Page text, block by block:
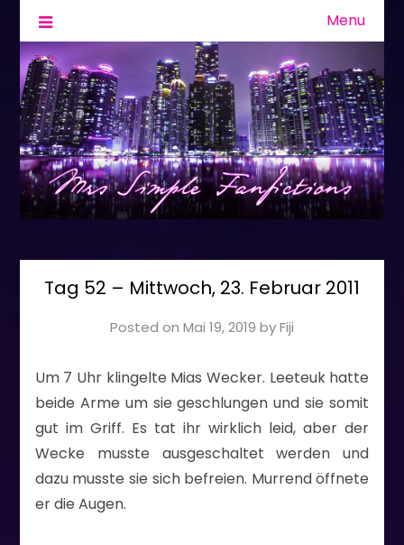
Mrs Simple
Fanfiction & Geschichten Menu
Tag 52 – Mittwoch, 23. Februar 2011
Posted on Mai 19, 2019 byFiji
Um 7 Uhr klingelte Mias Wecker. Leeteuk hatte
beide Arme um sie geschlungen und sie somit
gut im Griff. Es tat ihr wirklich leid, aber der
Wecke musste ausgeschaltet werden und
dazu musste sie sich befreien. Murrend öffnete
er die Augen.